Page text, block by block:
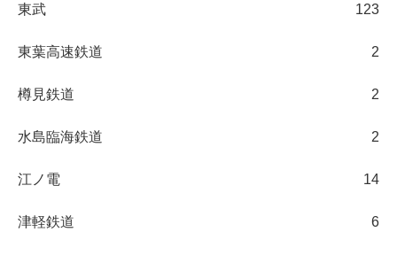
東武 123
東葉高速鉄道 2
樽見鉄道 2
水島臨海鉄道 2
江ノ電 14
津軽鉄道 6